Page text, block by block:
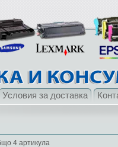
Условия за доставка
4 артикула